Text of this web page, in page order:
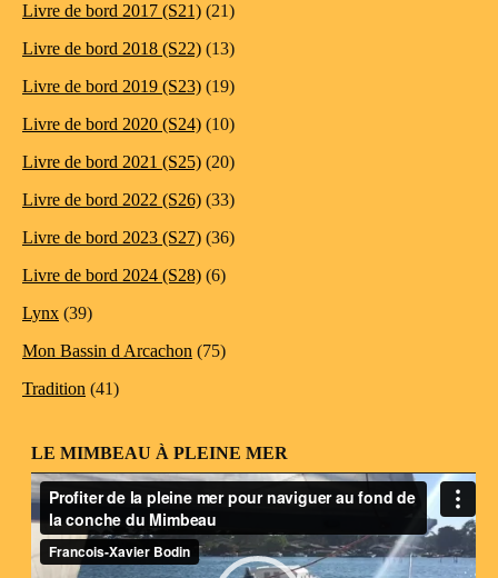
Livre de bord 2017 (S21) (21)
Livre de bord 2018 (S22) (13)
Livre de bord 2019 (S23) (19)
Livre de bord 2020 (S24) (10)
Livre de bord 2021 (S25) (20)
Livre de bord 2022 (S26) (33)
Livre de bord 2023 (S27) (36)
Livre de bord 2024 (S28) (6)
Lynx (39)
Mon Bassin d Arcachon (75)
Tradition (41)
LE MIMBEAU À PLEINE MER
Lecteur
vidéo